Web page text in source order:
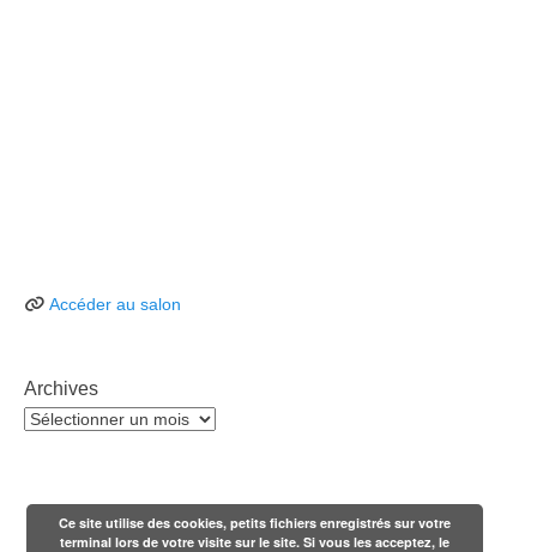
Accéder au salon
Archives
Archives
Ce site utilise des cookies, petits fichiers enregistrés sur votre
terminal lors de votre visite sur le site. Si vous les acceptez, le